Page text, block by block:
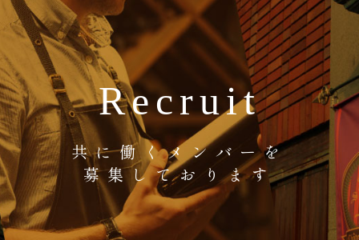
Recruit
共に働くメンバーを
募集しております